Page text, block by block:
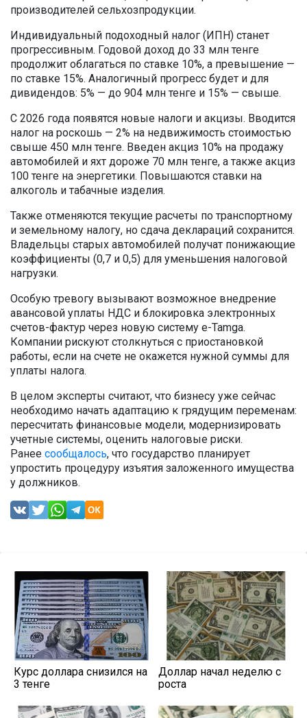
производителей сельхозпродукции.
Индивидуальный подоходный налог (ИПН) станет
прогрессивным. Годовой доход до 33 млн тенге
продолжит облагаться по ставке 10%, а превышение —
по ставке 15%. Аналогичный прогресс будет и для
дивидендов: 5% — до 904 млн тенге и 15% — свыше.
С 2026 года появятся новые налоги и акцизы. Вводится
налог на роскошь — 2% на недвижимость стоимостью
свыше 450 млн тенге. Введен акциз 10% на продажу
автомобилей и яхт дороже 70 млн тенге, а также акциз
100 тенге на энергетики. Повышаются ставки на
алкоголь и табачные изделия.
Также отменяются текущие расчеты по транспортному
и земельному налогу, но сдача деклараций сохранится.
Владельцы старых автомобилей получат понижающие
коэффициенты (0,7 и 0,5) для уменьшения налоговой
нагрузки.
Особую тревогу вызывают возможное внедрение
авансовой уплаты НДС и блокировка электронных
счетов-фактур через новую систему e-Tamga.
Компании рискуют столкнуться с приостановкой
работы, если на счете не окажется нужной суммы для
уплаты налога.
В целом эксперты считают, что бизнесу уже сейчас
необходимо начать адаптацию к грядущим переменам:
пересчитать финансовые модели, модернизировать
учетные системы, оценить налоговые риски.
Ранее сообщалось, что государство планирует
упростить процедуру изъятия заложенного имущества
у должников.
Курс доллара снизился на
3 тенге
Доллар начал неделю с
роста